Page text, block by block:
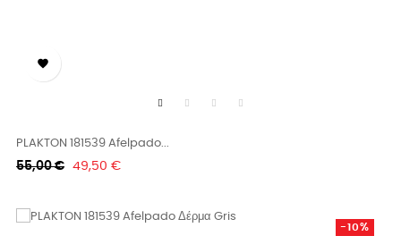

PLAKTON 181539 Afelpado...
Κανονική
55,00 € Τιμή
49,50 €
-10%